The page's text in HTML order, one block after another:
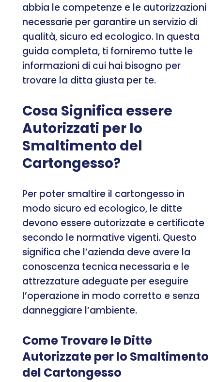
abbia le competenze e le autorizzazioni
necessarie per garantire un servizio di
qualità, sicuro ed ecologico. In questa
guida completa, ti forniremo tutte le
informazioni di cui hai bisogno per
trovare la ditta giusta per te.
Cosa Significa essere
Autorizzati per lo
Smaltimento del
Cartongesso?
Per poter smaltire il cartongesso in
modo sicuro ed ecologico, le ditte
devono essere autorizzate e certificate
secondo le normative vigenti. Questo
significa che l’azienda deve avere la
conoscenza tecnica necessaria e le
attrezzature adeguate per eseguire
l’operazione in modo corretto e senza
danneggiare l’ambiente.
Come Trovare le Ditte
Autorizzate per lo Smaltimento
del Cartongesso